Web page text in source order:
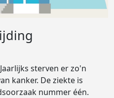
sterven er zo'n
kanker. De ziekte is
nummer één.